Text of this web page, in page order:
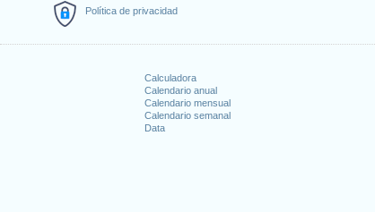
Política de privacidad
Calculadora
Calendario anual
Calendario mensual
Calendario semanal
Data